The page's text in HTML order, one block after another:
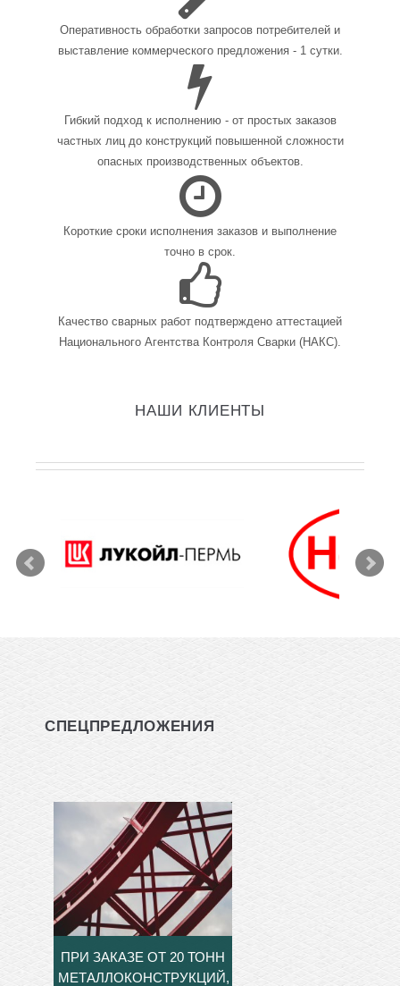
Оперативность обработки запросов потребителей и
выставление коммерческого предложения - 1 сутки.
Гибкий подход к исполнению - от простых заказов
частных лиц до конструкций повышенной сложности
опасных производственных объектов.
Короткие сроки исполнения заказов и выполнение
точно в срок.
Качество сварных работ подтверждено аттестацией
Национального Агентства Контроля Сварки (НАКС).
НАШИ КЛИЕНТЫ
СПЕЦПРЕДЛОЖЕНИЯ
ПРИ ЗАКАЗЕ ОТ 20 ТОНН
МЕТАЛЛОКОНСТРУКЦИЙ,